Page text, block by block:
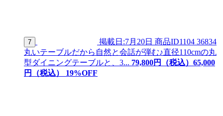
7 掲載日:7月20日 商品ID1104 36834
丸いテーブルだから自然と会話が弾む♪直径110cmの丸
型ダイニングテーブルと、3... 79,800円（税込） 65,000
円（税込）
19%OFF